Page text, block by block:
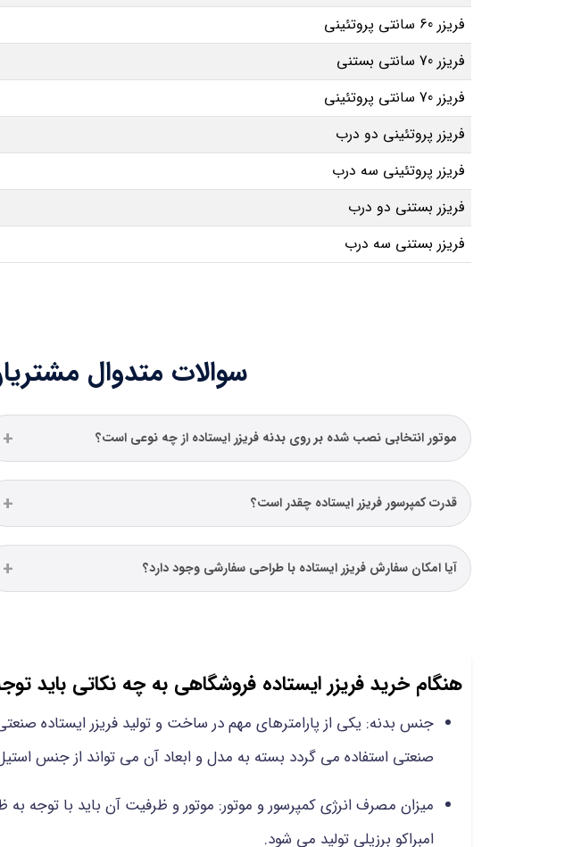
فریزر 60 سانتی پروتئینی
فریزر 70 سانتی بستنی
فریزر 70 سانتی پروتئینی
فریزر پروتئینی دو درب
فریزر پروتئینی سه درب
فریزر بستنی دو درب
فریزر بستنی سه درب
سوالات متدوال
موتور انتخابی نصب شده بر روی بدنه فریزر ایستاده از چه نوعی است؟
قدرت کمپرسور فریزر ایستاده چقدر است؟
آیا امکان سفارش فریزر ایستاده با طراحی سفارشی وجود دارد؟
هنگام خرید فریزر ایستاده فروشگاهی به چه نکاتی باید
جنس بدنه: یکی از پارامترهای مهم در ساخت و تولید فریزر ایستاده
صنعتی استفاده می گردد بسته به مدل و ابعاد آن می تواند از جنس استیل
میزان مصرف انرژی کمپرسور و موتور: موتور و ظرفیت آن باید با توجه
امبراکو برزیلی تولید می شود.